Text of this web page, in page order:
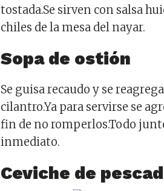
tostada.Se sirven con salsa
chiles de la mesa del nayar.
Sopa de ostión
Se guisa recaudo y se
cilantro.Ya para servirse se
fin de no romperlos.Todo
inmediato.
Ceviche de